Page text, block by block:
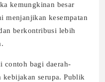
kemungkinan besar
menjanjikan kesempatan
berkontribusi lebih
contoh bagi daerah-
kebijakan serupa. Publik